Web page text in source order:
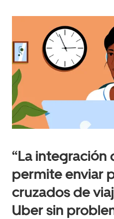
“La integración
permite enviar
cruzados de
Uber sin